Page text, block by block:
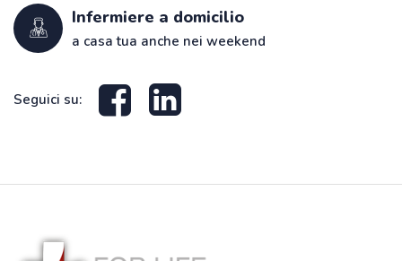
Infermiere a domicilio
a casa tua anche nei weekend
Seguici su: